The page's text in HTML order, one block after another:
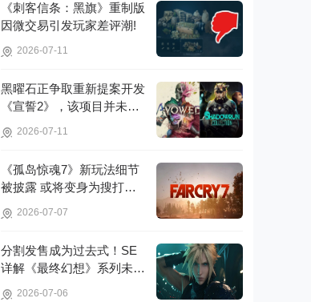
《刺客信条：黑旗》重制版
因微交易引发玩家差评潮!
2026-07-11
黑曜石正争取重新提案开发
《宣誓2》，该项目并未彻
2026-07-11
《孤岛惊魂7》新玩法细节
被披露 或将变身为搜打撤
2026-07-07
分割发售成为过去式！SE
详解《最终幻想》系列未来
2026-07-06